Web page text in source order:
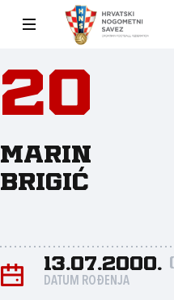
20
Marin
Brigić
13.07.2000.
DATUM ROĐENJA